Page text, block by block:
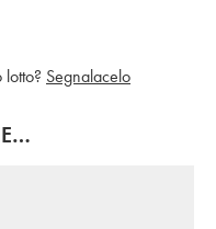
Segnalacelo